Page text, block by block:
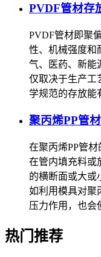
PVDF管材存
PVDF管材即聚
性、机械强度和
气、医药、新能
仅取决于生产工
学规范的存放
聚丙烯PP管
在聚丙烯PP管
在管内填充料或
的横断面或大或
如利用模具对聚
压力作用，也
热门推荐